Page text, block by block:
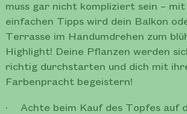
muss gar nicht kompliziert sein –
einfachen Tipps wird dein Balkon
Terrasse im Handumdrehen zum
Highlight! Deine Pflanzen werden
richtig durchstarten und dich mit
Farbenpracht begeistern!
· Achte beim Kauf des Topfes auf